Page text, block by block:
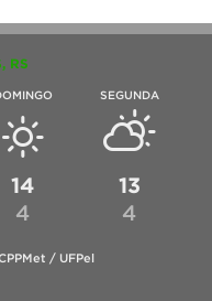
RS
14
4
SEGUNDA
13
4
/ UFPel